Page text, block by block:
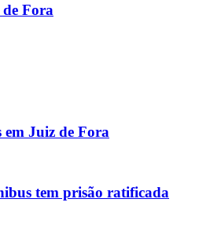
Fora
em Juiz de Fora
tem prisão ratificada